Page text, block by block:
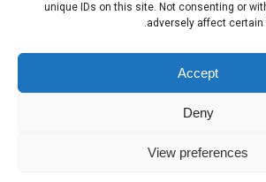
unique IDs on this site. Not consenting or
adversely affect
Accept
Deny
View preferences